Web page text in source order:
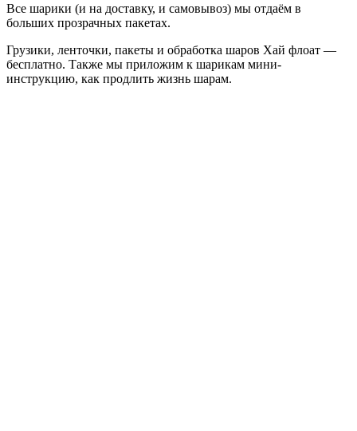
Все шарики (и на доставку, и самовывоз) мы отдаём в
больших прозрачных пакетах.
Грузики, ленточки, пакеты и обработка шаров Хай флоат —
бесплатно. Также мы приложим к шарикам мини-
инструкцию, как продлить жизнь шарам.